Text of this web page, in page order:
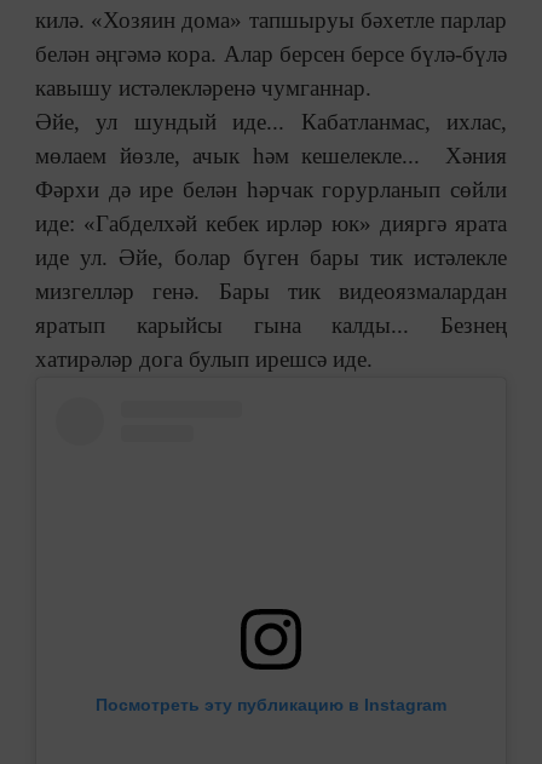
килә. «Хозяин дома» тапшыруы бәхетле парлар
белән әңгәмә кора. Алар берсен берсе бүлә-бүлә
кавышу истәлекләренә чумганнар.
Әйе, ул шундый иде... Кабатланмас, ихлас,
мөлаем йөзле, ачык һәм кешелекле... Хәния
Фәрхи дә ире белән һәрчак горурланып сөйли
иде: «Габделхәй кебек ирләр юк» дияргә ярата
иде ул. Әйе, болар бүген бары тик истәлекле
мизгелләр генә. Бары тик видеоязмалардан
яратып карыйсы гына калды... Безнең
хатирәләр дога булып ирешсә иде.
Посмотреть эту публикацию в Instagram